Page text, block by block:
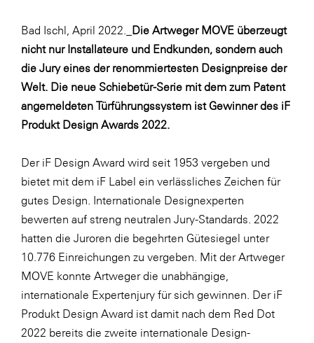
JELD-WEN DANA
kosaplaner
LAT Nitrogen
Libro
Lidl Österreich
Die Menü-Manufaktur
MTH Retail Group
OMV
OptimaMed
PAGRO
PHH Rechtsanwält:innen
Primark
Salesforce
Bad Ischl, April 2022._ Die Artweger MOVE überzeugt
nicht nur Installateure und Endkunden, sondern auch
die Jury eines der renommiertesten Designpreise der
Welt. Die neue Schiebetür-Serie mit dem zum Patent
angemeldeten Türführungssystem ist Gewinner des iF
Produkt Design Awards 2022.
Der iF Design Award wird seit 1953 vergeben und
bietet mit dem iF Label ein verlässliches Zeichen für
gutes Design. Internationale Designexperten
bewerten auf streng neutralen Jury-Standards. 2022
hatten die Juroren die begehrten Gütesiegel unter
10.776 Einreichungen zu vergeben. Mit der Artweger
MOVE konnte Artweger die unabhängige,
internationale Expertenjury für sich gewinnen. Der iF
Produkt Design Award ist damit nach dem Red Dot
2022 bereits die zweite internationale Design-